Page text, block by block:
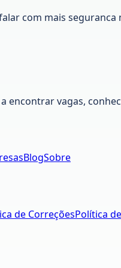
com mais
encontrar vagas,
BlogSobre
de CorreçõesPolítica